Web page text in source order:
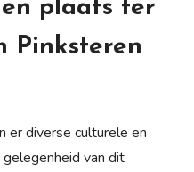
plaats ter
Pinksteren
er diverse culturele en
van dit